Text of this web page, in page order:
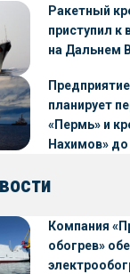
Ракетный
приступил
на Дальнем
планирует
«Пермь» и
Нахимов»
Компания
обогрев»